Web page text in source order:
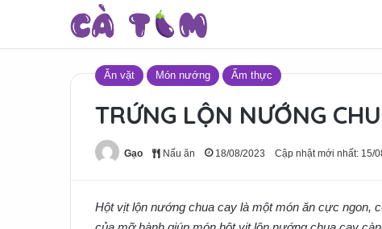
Ăn vặt Món nướng Ẩm thực
TRỨNG LỘN NƯỚNG
Gạo Nấu ăn 18/08/2023 Cập nhật mới nhất: 15/
Hột vịt lộn nướng chua cay là một món ăn cực ngon,